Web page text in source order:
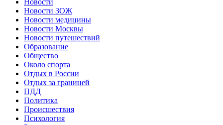
Новости ЗОЖ
Новости медицины
Новости Москвы
Новости путешествий
Образование
Общество
Около спорта
Отдых в России
Отдых за границей
ПДД
Политика
Происшествия
Психология